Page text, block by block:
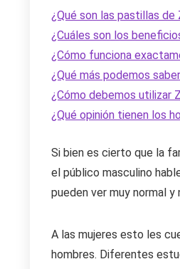
¿Qué son las pastillas de
¿Cuáles son los
¿Cómo funciona
¿Qué más podemos
¿Cómo debemos utilizar
¿Qué opinión tienen los
Si bien es cierto que la
el público masculino
pueden ver muy normal
A las mujeres esto les
hombres. Diferentes